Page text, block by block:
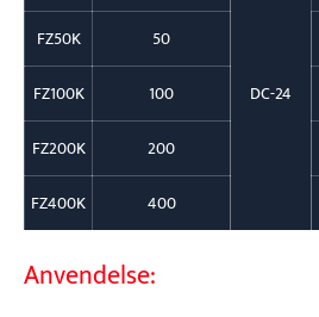
DC-24
FZ50K 50
FZ100K
100
FZ200K
200
FZ400K
400
Anvendelse: